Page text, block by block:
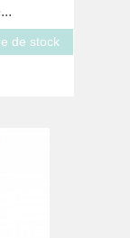
de stock